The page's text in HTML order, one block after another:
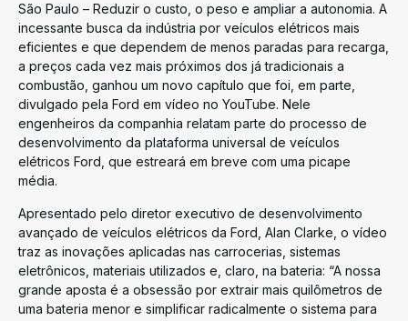
São Paulo – Reduzir o custo, o peso e ampliar a autonomia. A
incessante busca da indústria por veículos elétricos mais
eficientes e que dependem de menos paradas para recarga,
a preços cada vez mais próximos dos já tradicionais a
combustão, ganhou um novo capítulo que foi, em parte,
divulgado pela Ford em vídeo no YouTube. Nele
engenheiros da companhia relatam parte do processo de
desenvolvimento da plataforma universal de veículos
elétricos Ford, que estreará em breve com uma picape
média.
Apresentado pelo diretor executivo de desenvolvimento
avançado de veículos elétricos da Ford, Alan Clarke, o vídeo
traz as inovações aplicadas nas carrocerias, sistemas
eletrônicos, materiais utilizados e, claro, na bateria: “A nossa
grande aposta é a obsessão por extrair mais quilômetros de
uma bateria menor e simplificar radicalmente o sistema para